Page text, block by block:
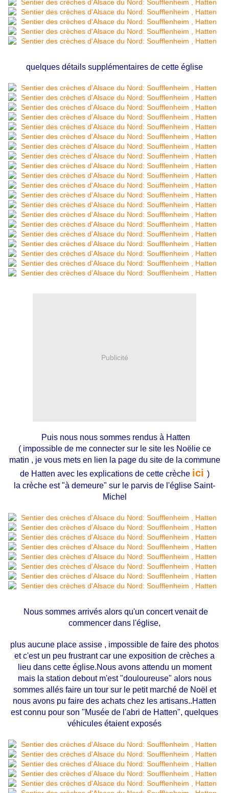
quelques détails supplémentaires de cette église
Publicité
Puis nous nous sommes rendus à Hatten
( impossible de me connecter sur le site les Noëlie ce
matin , je vous mets en lien la page du site de la commune
de Hatten avec les explications de cette crèche ici )
la crèche est "à demeure" sur le parvis de l'église Saint-
Michel
Nous sommes arrivés alors qu'un concert venait de
commencer dans l'église,
plus aucune place assise , impossible de faire des photos
et c'est un peu frustrant car une exposition de crèches a
lieu dans cette église.Nous avons attendu un moment
mais la station debout m'est "douloureuse" alors nous
sommes allés faire un tour sur le petit marché de Noël et
nous avons pu faire des achats chez les artisans..Hatten
est connu pour son "Musée de l'abri de Hatten", quelques
véhicules étaient exposés